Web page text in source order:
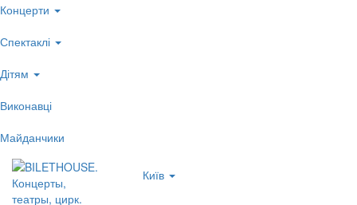
Концерти
Спектаклі
Дітям
Виконавці
Майданчики
Київ